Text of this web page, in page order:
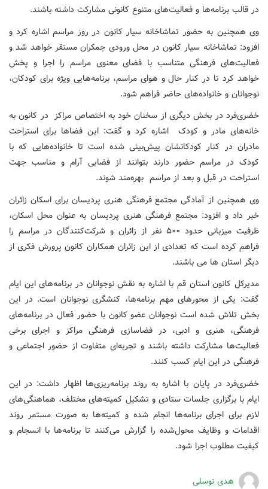
در قالب برنامه‌ها و فعالیت‌های متنوع کانونی مشارکت داشته باشند.
وی همچنین به حضور تماشاخانه سیار کانون در روز مراسم اشاره کرد و
افزود: تماشاخانه سیار کانون در محل ورودی جمکران مستقر خواهد شد و
فعالیت‌های فرهنگی متناسب با فضای معنوی مراسم را اجرا و پخش
خواهد کرد تا در کنار حال و هوای مراسم، برنامه‌هایی ویژه برای کودکان،
نوجوانان و خانواده‌های حاضر فراهم شود.
خضری‌فرد در بخش دیگری از سخنان خود به اختصاص مراکز در کانون به
خانه‌های مادر و کودک اشاره کرد و گفت: این فضاها برای استراحت
مادران در کنار کودکانشان پیش‌بینی شده است تا خانواده‌هایی که با
کودک در مراسم حضور دارند بتوانند از فضایی آرام و مناسب جهت
استراحت در قبل و بعد از مراسم بهره‌مند شوند.
وی همچنین از آمادگی مجتمع فرهنگی هنری پردیسان برای اسکان زائران
خبر داد و افزود: مجتمع فرهنگی هنری پردیسان به عنوان محل اسکان،
ظرفیت میزبانی حدود ۵۰۰ نفر از زائران و شرکت‌کنندگان در مراسم را
فراهم کرده است که تعدادی از این زائران همکاران کانون پرورش فکری از
دیگر استان ها می باشند.
مدیرکل کانون استان قم با اشاره به نقش نوجوانان در برنامه‌های این ایام
گفت: یکی از محورهای مهم برنامه‌ها، کنشگری نوجوانان است. در این
بخش تلاش شده است نوجوانان عضو کانون با حضور فعال در برنامه‌های
فرهنگی، هنری و ادبی، در فضاسازی فرهنگی مراکز و اجرای برخی
فعالیت‌ها مشارکت داشته باشند و تجربه‌ای متفاوت از حضور اجتماعی و
فرهنگی در این ایام کسب کنند.
خضری‌فرد در پایان با اشاره به روند برنامه‌ریزی‌ها اظهار داشت: در این
ایام با برگزاری جلسات ستادی و تشکیل کمیته‌های مختلف، هماهنگی‌های
لازم برای اجرای برنامه‌ها انجام شده و کمیته‌ها به صورت مستمر روند
اقدامات و وظایف محول‌شده را گزارش می‌کنند تا برنامه‌ها با انسجام و
کیفیت مطلوب اجرا شود.
هدی توسلی